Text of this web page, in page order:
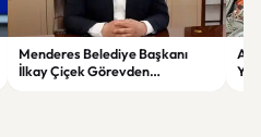
Menderes Belediye Başkanı
İlkay Çiçek Görevden